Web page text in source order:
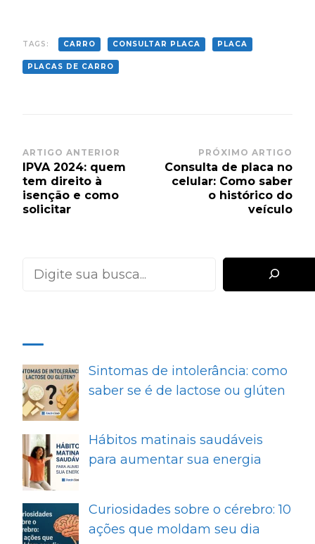
TAGS: CARRO CONSULTAR PLACA PLACA
PLACAS DE CARRO
Post
Navigation
ARTIGO ANTERIOR
IPVA 2024: quem
tem direito à
isenção e como
solicitar
PRÓXIMO ARTIGO
Consulta de placa no
celular: Como saber
o histórico do
veículo
Sintomas de intolerância: como
saber se é de lactose ou glúten
Hábitos matinais saudáveis
para aumentar sua energia
Curiosidades sobre o cérebro: 10
ações que moldam seu dia